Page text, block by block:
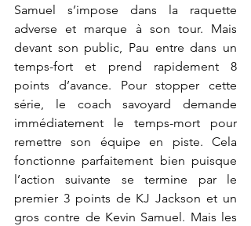
Samuel s’impose dans la raquette
adverse et marque à son tour. Mais
devant son public, Pau entre dans un
temps-fort et prend rapidement 8
points d’avance. Pour stopper cette
série, le coach savoyard demande
immédiatement le temps-mort pour
remettre son équipe en piste. Cela
fonctionne parfaitement bien puisque
l’action suivante se termine par le
premier 3 points de KJ Jackson et un
gros contre de Kevin Samuel. Mais les